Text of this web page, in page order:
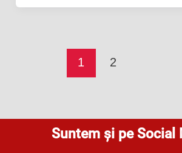
1 2
Suntem și pe Social